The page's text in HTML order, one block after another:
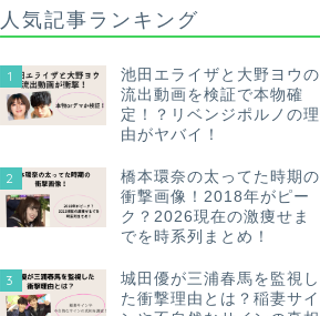
人気記事ランキング
1
池田エライザと大野ヨウの
流出動画を検証で本物確
定！？リベンジポルノの理
由がヤバイ！
2
橋本環奈の太ってた時期の
衝撃画像！2018年がピー
ク？2026現在の激痩せま
でを時系列まとめ！
3
城田優が三浦春馬を監視し
た衝撃理由とは？稲妻サイ